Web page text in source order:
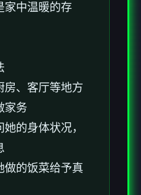
家中温暖的存
房、客厅等地方
家务
的身体状况，
做的饭菜给予真